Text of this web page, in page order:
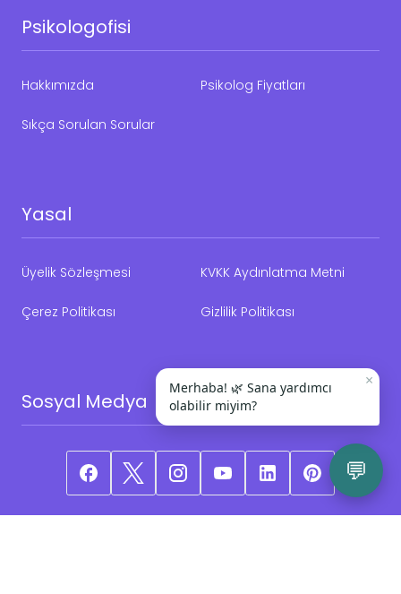
Psikologofisi
Hakkımızda Psikolog Fiyatları
Sıkça Sorulan Sorular
Yasal
Üyelik Sözleşmesi KVKK Aydınlatma Metni
Çerez Politikası Gizlilik Politikası
Sosyal Medya
💬
×
Merhaba! 🌿 Sana yardımcı
olabilir miyim?